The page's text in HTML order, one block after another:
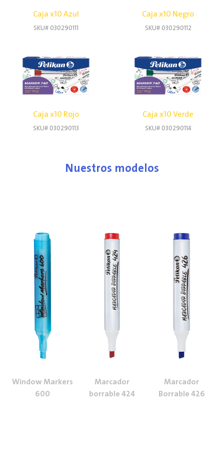
Caja x10 Azul
SKU# 030290111
Caja x10 Negro
SKU# 030290112
Caja x10 Rojo
SKU# 030290113
Caja x10 Verde
SKU# 030290114
Nuestros modelos
Window Markers
600
Marcador
borrable 424
Marcador
Borrable 426